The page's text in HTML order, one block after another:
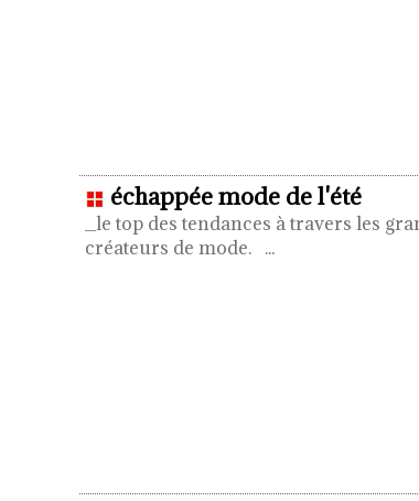
échappée mode de l'été
_le top des tendances à travers les
créateurs de mode. ...